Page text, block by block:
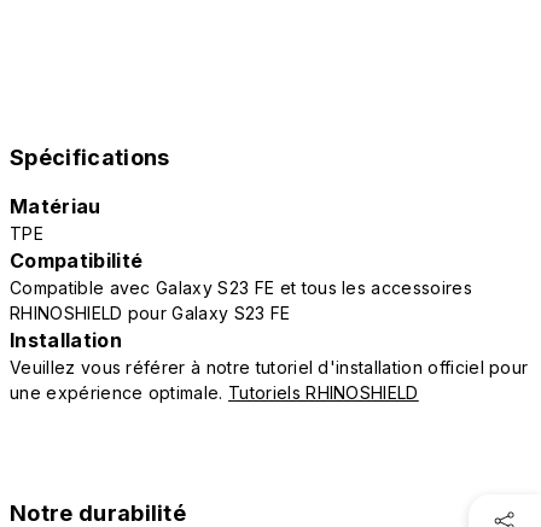
Spécifications
Matériau
TPE
Compatibilité
Compatible avec Galaxy S23 FE et tous les accessoires
RHINOSHIELD pour Galaxy S23 FE
Installation
Veuillez vous référer à notre tutoriel d'installation officiel pour
une expérience optimale. Tutoriels RHINOSHIELD
Notre durabilité